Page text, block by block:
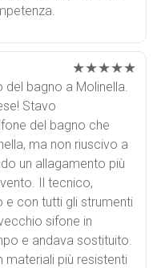
★★★★★
bagno a Molinella.
Stavo
del bagno che
ma non riuscivo a
un allagamento più
Il tecnico,
e con tutti gli strumenti
sifone in
e andava sostituito.
più resistenti